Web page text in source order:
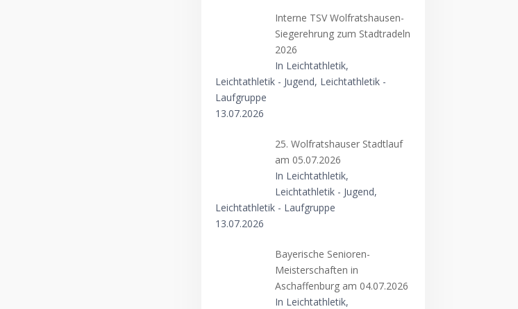
Interne TSV Wolfratshausen-
Siegerehrung zum Stadtradeln
2026
In Leichtathletik,
Leichtathletik - Jugend, Leichtathletik -
Laufgruppe
13.07.2026
25. Wolfratshauser Stadtlauf
am 05.07.2026
In Leichtathletik,
Leichtathletik - Jugend,
Leichtathletik - Laufgruppe
13.07.2026
Bayerische Senioren-
Meisterschaften in
Aschaffenburg am 04.07.2026
In Leichtathletik,